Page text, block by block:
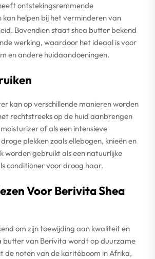
ontstekingsremmende
kan helpen bij het verminderen van
Bovendien staat shea butter bekend
werking, waardoor het ideaal is voor
en andere huidaandoeningen.
kan op verschillende manieren worden
rechtstreeks op de huid aanbrengen
of als een intensieve
plekken zoals ellebogen, knieën en
worden gebruikt als een natuurlijke
conditioner voor droog haar.
Voor Berivita Shea
om zijn toewijding aan kwaliteit en
butter van Berivita wordt op duurzame
de noten van de karitéboom in Afrika,